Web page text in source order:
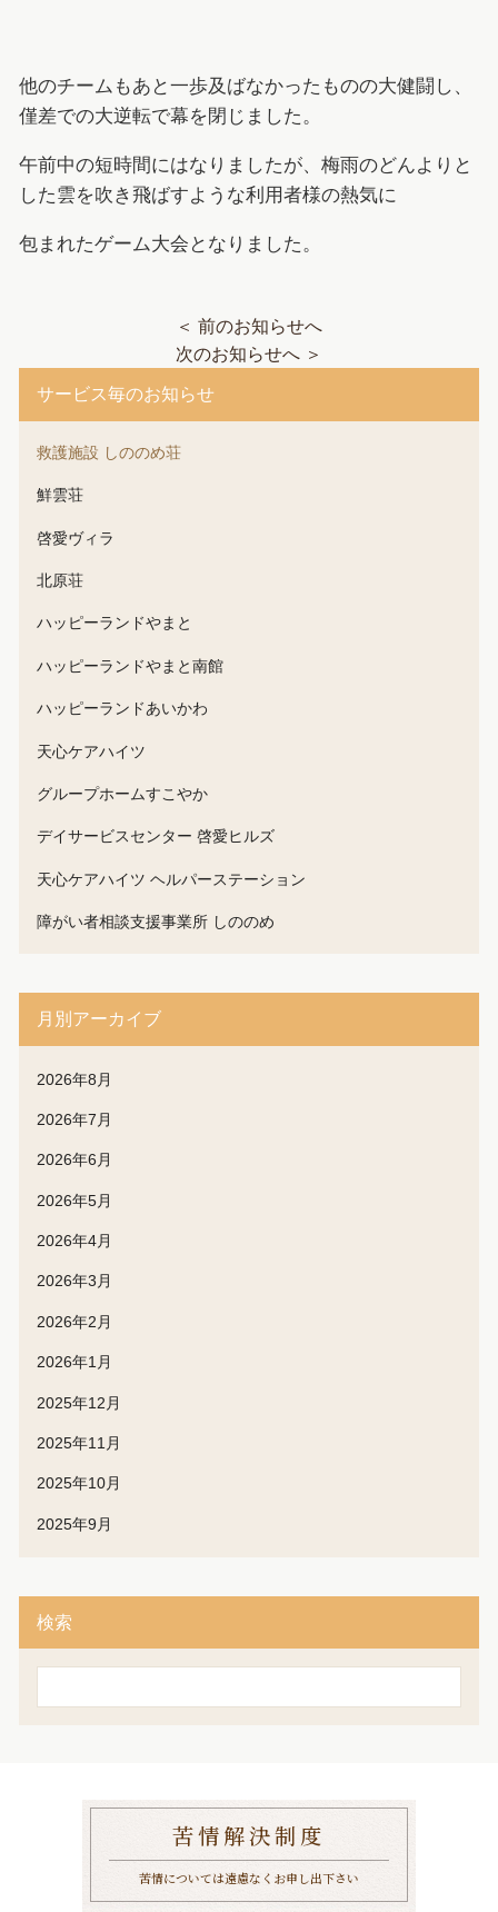
他のチームもあと一歩及ばなかったものの大健闘し、
僅差での大逆転で幕を閉じました。
午前中の短時間にはなりましたが、梅雨のどんよりと
した雲を吹き飛ばすような利用者様の熱気に
包まれたゲーム大会となりました。
＜ 前のお知らせへ
次のお知らせへ ＞
サービス毎のお知らせ
救護施設 しののめ荘
鮮雲荘
啓愛ヴィラ
北原荘
ハッピーランドやまと
ハッピーランドやまと南館
ハッピーランドあいかわ
天心ケアハイツ
グループホームすこやか
デイサービスセンター 啓愛ヒルズ
天心ケアハイツ ヘルパーステーション
障がい者相談支援事業所 しののめ
月別アーカイブ
2026年8月
2026年7月
2026年6月
2026年5月
2026年4月
2026年3月
2026年2月
2026年1月
2025年12月
2025年11月
2025年10月
2025年9月
検索
苦情解決制度
苦情については遠慮なくお申し出下さい